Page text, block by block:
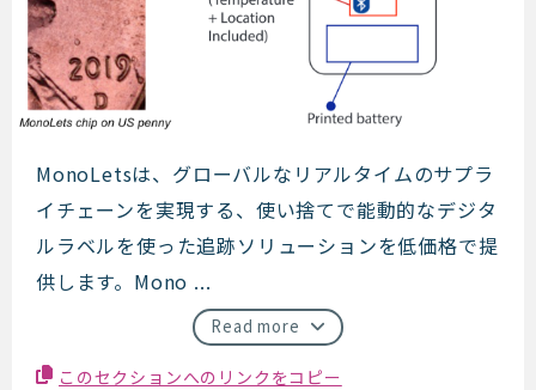
MonoLets
MonoLetsは、グローバルなリアルタイムのサプラ
イチェーンを実現する、使い捨てで能動的なデジタ
ルラベルを使った追跡ソリューションを低価格で提
供します。Mono ...
Read more
このセクションへのリンクをコピー